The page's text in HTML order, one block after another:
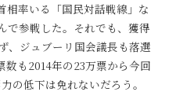
相率いる「国民対話戦線」な
で参戦した。それでも、獲得
、ジュブーリ国会議長も落選
数も2014年の23万票から今回
の低下は免れないだろう。